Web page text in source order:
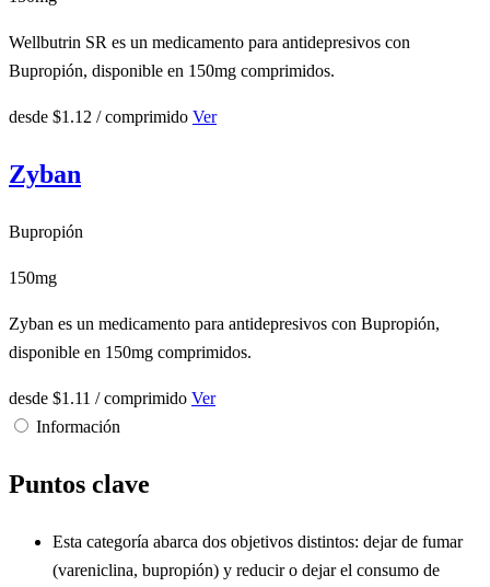
Wellbutrin SR es un medicamento para antidepresivos con
Bupropión, disponible en 150mg comprimidos.
desde $1.12 / comprimido Ver
Zyban
Bupropión
150mg
Zyban es un medicamento para antidepresivos con Bupropión,
disponible en 150mg comprimidos.
desde $1.11 / comprimido Ver
Información
Puntos clave
Esta categoría abarca dos objetivos distintos: dejar de fumar
(vareniclina, bupropión) y reducir o dejar el consumo de